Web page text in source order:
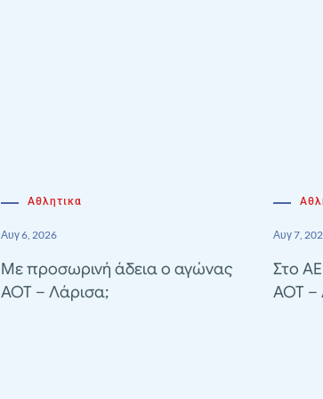
Αθλητικα
Αυγ 6, 2026
Με προσωρινή άδεια ο αγώνας
ΑΟΤ – Λάρισα;
Αυγ 7,
Στο
ΑΟΤ –